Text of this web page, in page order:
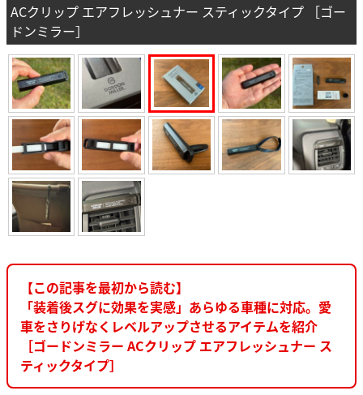
ACクリップ エアフレッシュナー スティックタイプ ［ゴー
ドンミラー］
【この記事を最初から読む】
「装着後スグに効果を実感」あらゆる車種に対応。愛
車をさりげなくレベルアップさせるアイテムを紹介
［ゴードンミラー ACクリップ エアフレッシュナー ス
ティックタイプ］